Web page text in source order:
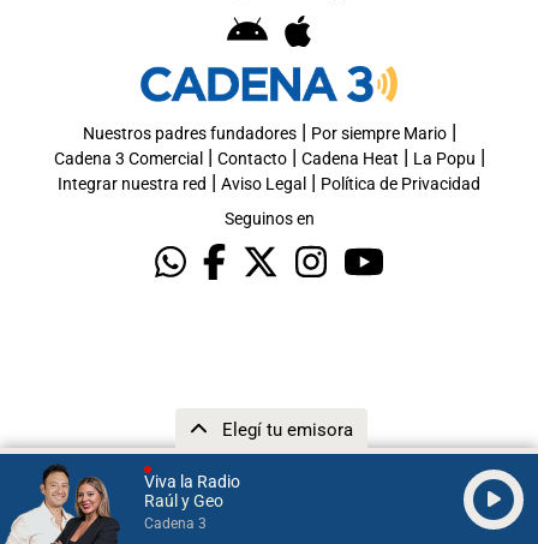
Viva la Radio
Raúl y Geo
Cadena 3
Elegí tu emisora
Nuestros padres fundadores| Por siempre Mario|
Cadena 3 Comercial | Contacto| Cadena Heat | La Popu |
Integrar nuestra red | Aviso Legal | Política de Privacidad
Seguinos en